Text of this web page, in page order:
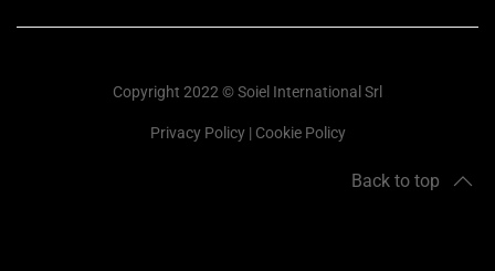
Copyright 2022 © Soiel International Srl
Privacy Policy| Cookie Policy
Back to top